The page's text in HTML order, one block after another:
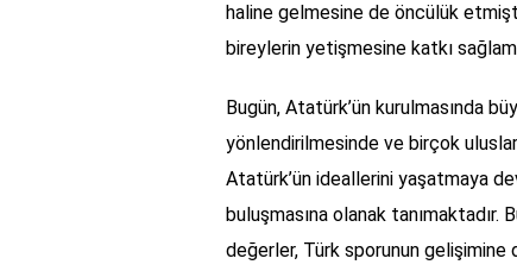
haline gelmesine de öncülük
bireylerin yetişmesine katkı
Bugün, Atatürk’ün kurulmasında
yönlendirilmesinde ve birçok
Atatürk’ün ideallerini yaşatmaya
buluşmasına olanak tanımaktadır.
değerler, Türk sporunun gelişimine